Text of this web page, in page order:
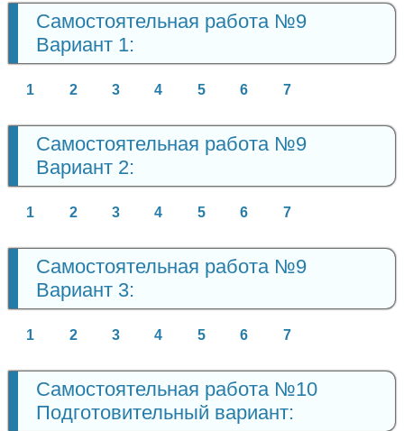
Самостоятельная работа №9
Вариант 1:
1 2 3 4 5 6 7
Самостоятельная работа №9
Вариант 2:
1 2 3 4 5 6 7
Самостоятельная работа №9
Вариант 3:
1 2 3 4 5 6 7
Самостоятельная работа №10
Подготовительный вариант: